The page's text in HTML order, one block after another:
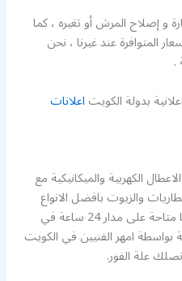
و إصلاح المرش أو تغيره ، كما
المتوافرة عند غيرنا ، نحن
.
بدولة الكويتاعلانات
الكهربية والميكانيكية مع
والزيوت بافضل الانواع
المستوردة خصيصا لشركتنا، خدماتنا متاحة على مدار 24 ساعة في
بواسطة امهر الفنيين في الكويت